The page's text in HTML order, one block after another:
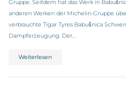
Gruppe. Seitdem hat das Werk in
anderen Werken der Michelin-Gruppe
verbrauchte Tigar Tyres Babušnica
Dampferzeugung. Der…
Weiterlesen